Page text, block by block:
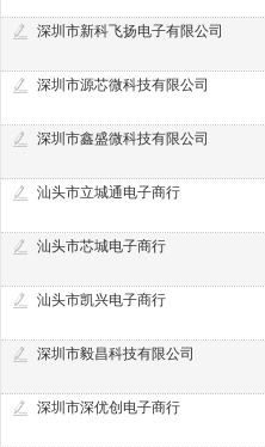
深圳市新科飞扬电子有限公司
深圳市源芯微科技有限公司
深圳市鑫盛微科技有限公司
汕头市立城通电子商行
汕头市芯城电子商行
汕头市凯兴电子商行
深圳市毅昌科技有限公司
深圳市深优创电子商行